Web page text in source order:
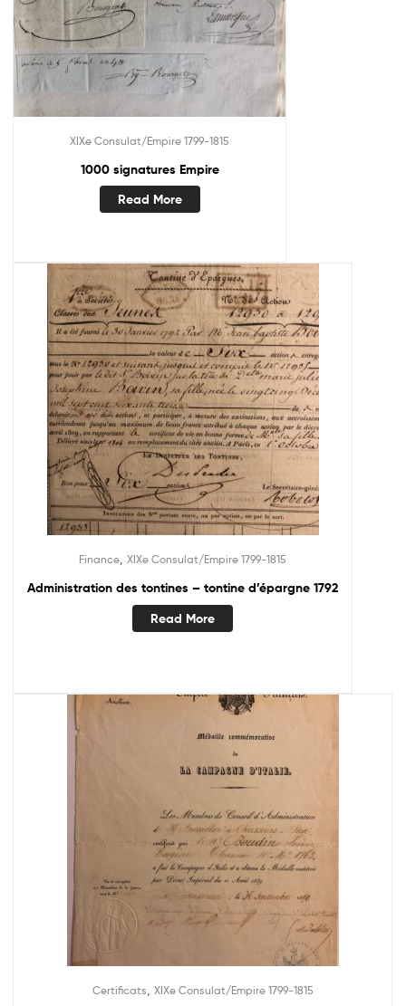
XIXe Consulat/Empire 1799-1815
1000 signatures Empire
Read More
Finance, XIXe Consulat/Empire 1799-1815
Administration des tontines – tontine d’épargne 1792
Read More
Certificats XIXe Consulat/Empire 1799-1815